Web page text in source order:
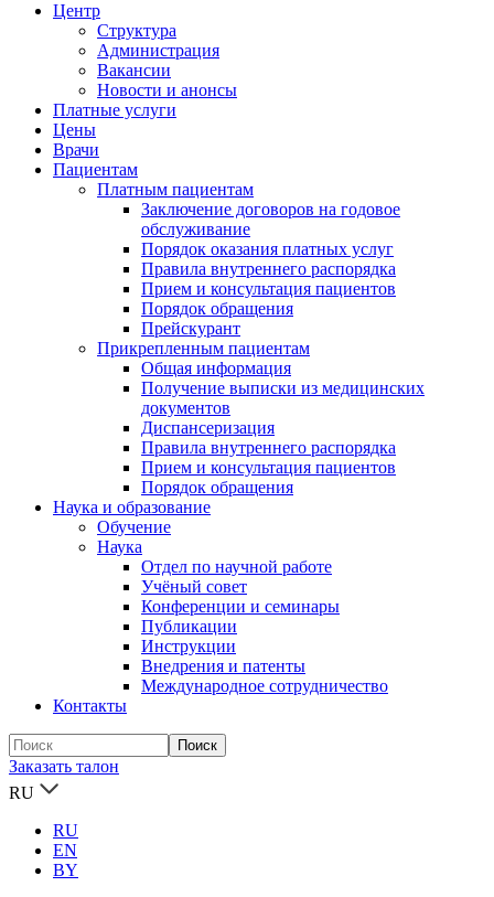
Центр
Структура
Администрация
Вакансии
Новости и анонсы
Платные услуги
Цены
Врачи
Пациентам
Платным пациентам
Заключение договоров на годовое
обслуживание
Порядок оказания платных услуг
Правила внутреннего распорядка
Прием и консультация пациентов
Порядок обращения
Прейскурант
Прикрепленным пациентам
Общая информация
Получение выписки из медицинских
документов
Диспансеризация
Правила внутреннего распорядка
Прием и консультация пациентов
Порядок обращения
Наука и образование
Обучение
Наука
Отдел по научной работе
Учёный совет
Конференции и семинары
Публикации
Инструкции
Внедрения и патенты
Международное сотрудничество
Контакты
Заказать талон
RU
RU
EN
BY